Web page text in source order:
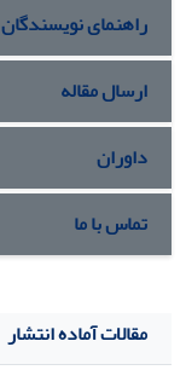
راهنمای نویسندگان
ارسال مقاله
داوران
تماس با ما
مقالات آماده انتشار